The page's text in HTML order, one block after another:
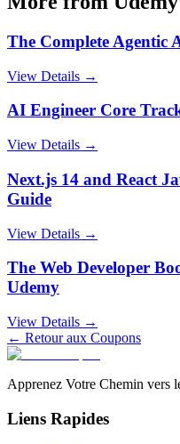
The Complete Agentic
View Details →
AI Engineer Core
View Details →
Next.js 14 and React
Guide
View Details →
The Web Developer
Udemy
View Details →
← Retour aux Coupons
Apprenez Votre Chemin vers
Liens Rapides